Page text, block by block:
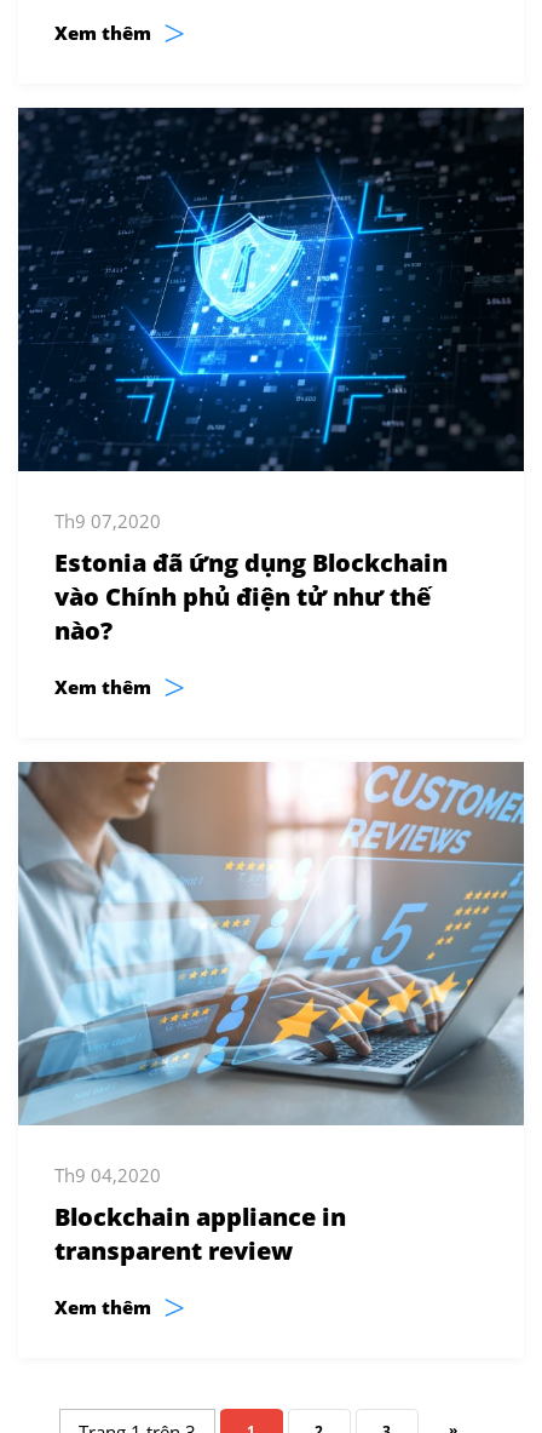
Xem thêm >
Th9 07,2020
Estonia đã ứng dụng Blockchain
vào Chính phủ điện tử như thế
nào?
Xem thêm >
Th9 04,2020
Blockchain appliance in
transparent review
Xem thêm >